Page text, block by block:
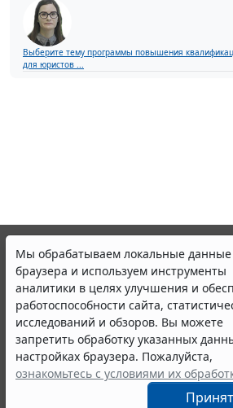
Выберите тему программы повышения
для юристов ...
Мы обрабатываем локальные данные
браузера и используем инструменты
аналитики в целях улучшения и
работоспособности сайта,
исследований и обзоров. Вы можете
запретить обработку указанных
настройках браузера. Пожалуйста,
ознакомьтесь с условиями их
© ООО "НПП "ГАРАНТ-СЕРВИС", 2026.
участниками Российской
Все права на материалы сайта
Полное или частичное
Правила использования портала.
Портал ГАРАНТ.РУ зарегистрирован в
надзору в сфере
(Роскомнадзором), Эл № ФС77-58365
ООО "НПП "ГАРАНТ-СЕРВИС", 119234,